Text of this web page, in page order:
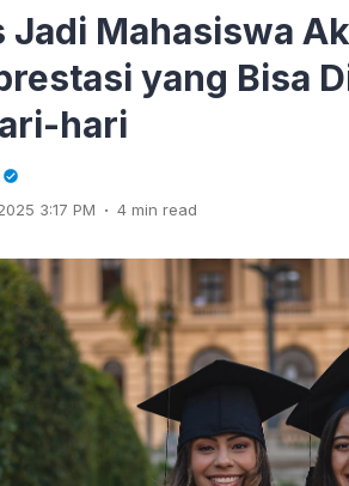
Jadi Mahasiswa
yang Bisa
hari
3:17 PM . 4 min read